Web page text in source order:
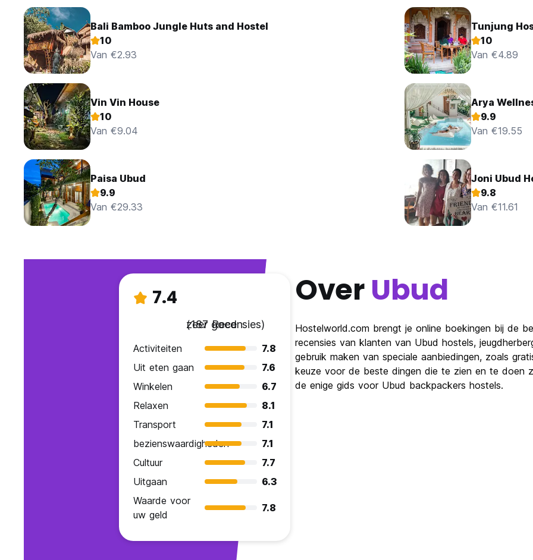
Bali Bamboo Jungle Huts and Hostel
10
Van €2.93
Tunjung
10
Van €4.89
Vin Vin House
10
Van €9.04
Arya
9.9
Van €19.55
Paisa Ubud
9.9
Van €29.33
Joni Ubud
9.8
Van €11.61
7.4
zeer goed
(187 Recensies)
Activiteiten
7.8
Uit eten gaan
7.6
Winkelen
6.7
Relaxen
8.1
Transport
7.1
bezienswaardigheden
7.1
Cultuur
7.7
Uitgaan
6.3
Waarde voor
uw geld
7.8
OverUbud
Hostelworld.com brengt je online boekingen bij de
recensies van klanten van Ubud hostels,
gebruik maken van speciale aanbiedingen, zoals
keuze voor de beste dingen die te zien en te doen
de enige gids voor Ubud backpackers hostels.